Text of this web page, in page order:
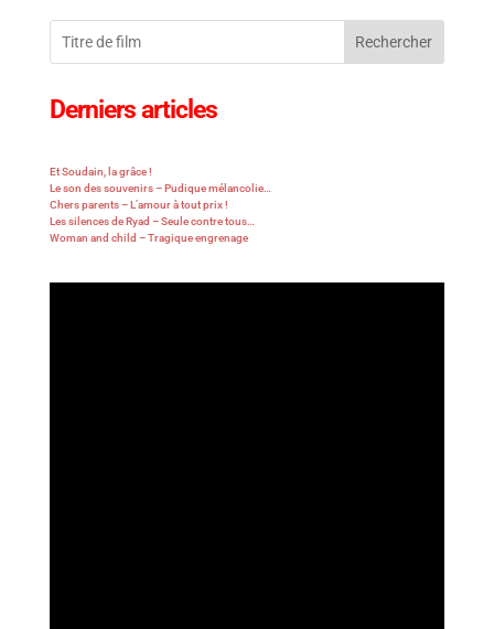
Rechercher
Derniers articles
Et Soudain, la grâce !
Le son des souvenirs – Pudique mélancolie…
Chers parents – L’amour à tout prix !
Les silences de Ryad – Seule contre tous…
Woman and child – Tragique engrenage